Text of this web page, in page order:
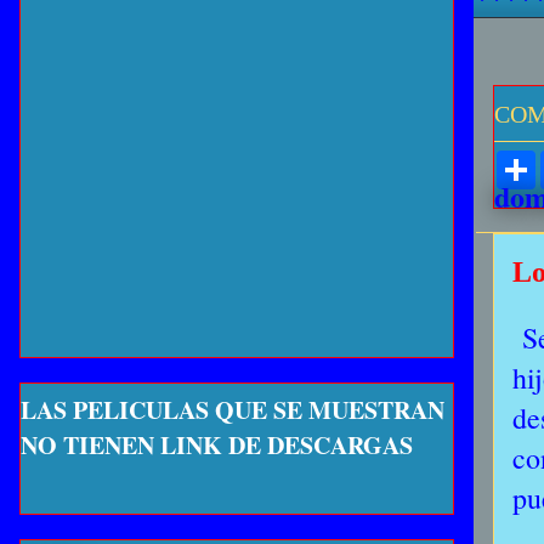
r
LAS PELICULAS QUE SE MUESTRAN
NO TIENEN LINK DE DESCARGAS